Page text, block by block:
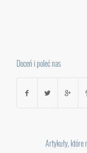
Doceń i poleć nas
Artykuły, które